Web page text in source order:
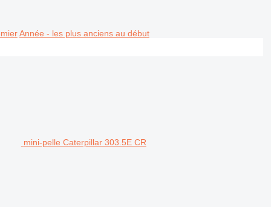
Année - les plus anciens au début
mini-pelle Caterpillar 303.5E CR